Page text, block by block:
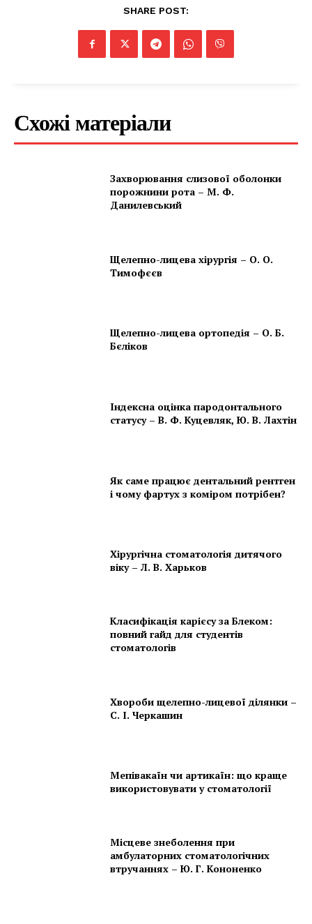
MedTerms.com.ua
професійний медичний
Company
SHARE POST:
Схожі матеріали
Захворювання слизової оболонки
порожнини рота – М. Ф.
Данилевський
Щелепно-лицева хірургія – О. О.
Тимофєєв
Щелепно-лицева ортопедія – О. Б.
Бєліков
Індексна оцінка пародонтального
статусу – В. Ф. Куцевляк, Ю. В. Лахтін
Як саме працює дентальний рентген
і чому фартух з коміром потрібен?
Хірургічна стоматологія дитячого
віку – Л. В. Харьков
Класифікація карієсу за Блеком:
повний гайд для студентів
стоматологів
Хвороби щелепно-лицевої ділянки –
С. І. Черкашин
Мепівакаїн чи артикаїн: що краще
використовувати у стоматології
Місцеве знеболення при
амбулаторних стоматологічних
втручаннях – Ю. Г. Кононенко